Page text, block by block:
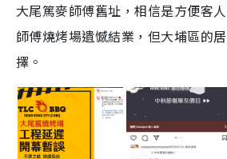
大尾篤麥師傅舊址，相信是方便客
師傅燒烤場遺憾結業，但大埔區的
擇。